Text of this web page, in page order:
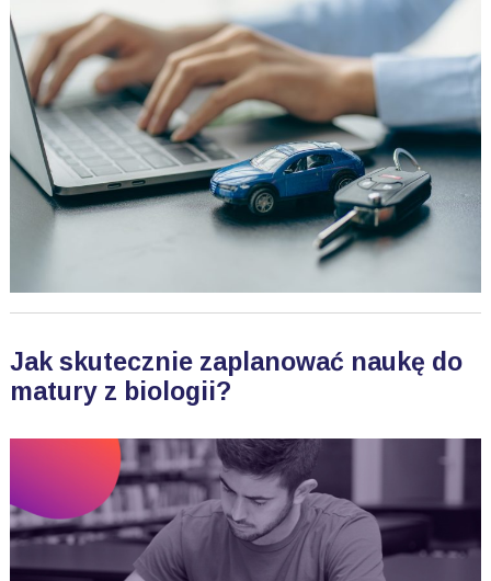
Jak skutecznie zaplanować naukę do
matury z biologii?